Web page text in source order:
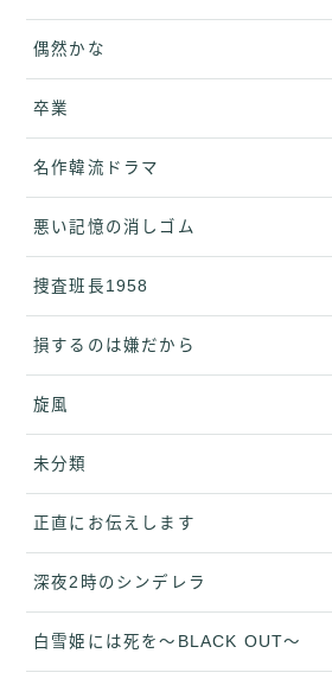
偶然かな
卒業
名作韓流ドラマ
悪い記憶の消しゴム
捜査班長1958
損するのは嫌だから
旋風
未分類
正直にお伝えします
深夜2時のシンデレラ
白雪姫には死を〜BLACK OUT〜